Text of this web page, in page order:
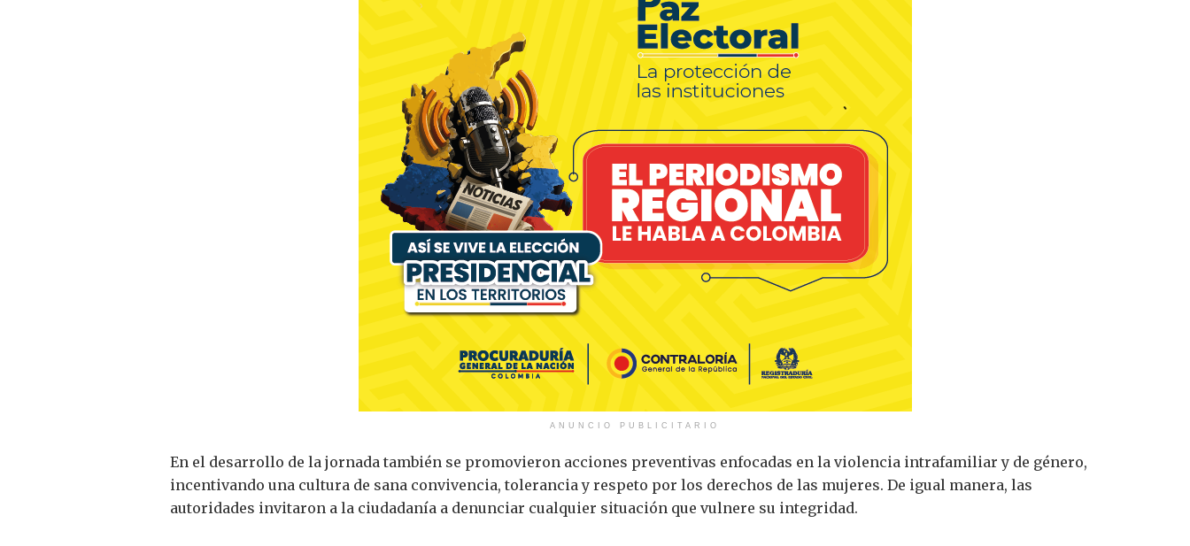
ANUNCIO PUBLICITARIO
En el desarrollo de la jornada también se promovieron acciones preventivas enfocadas en la violencia intrafamiliar y de género,
incentivando una cultura de sana convivencia, tolerancia y respeto por los derechos de las mujeres. De igual manera, las
autoridades invitaron a la ciudadanía a denunciar cualquier situación que vulnere su integridad.